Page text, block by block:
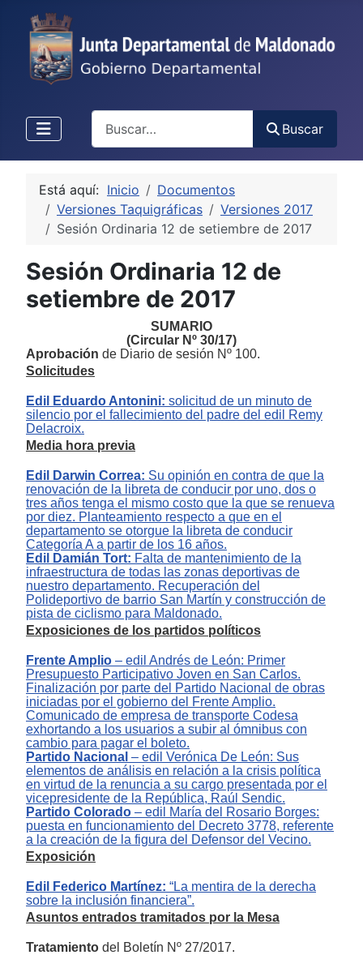
Buscar
Está aquí: Inicio
Documentos
Versiones Taquigráficas
Versiones 2017
Sesión Ordinaria 12 de setiembre de 2017
Sesión Ordinaria 12 de
setiembre de 2017
SUMARIO
(Circular Nº 30/17)
Aprobación de Diario de sesión Nº 100.
Solicitudes
Edil Eduardo Antonini: solicitud de un minuto de
silencio por el fallecimiento del padre del edil Remy
Delacroix.
Media hora previa
Edil Darwin Correa: Su opinión en contra de que la
renovación de la libreta de conducir por uno, dos o
tres años tenga el mismo costo que la que se renueva
por diez. Planteamiento respecto a que en el
departamento se otorgue la libreta de conducir
Categoría A a partir de los 16 años.
Edil Damián Tort: Falta de mantenimiento de la
infraestructura de todas las zonas deportivas de
nuestro departamento. Recuperación del
Polideportivo de barrio San Martín y construcción de
pista de ciclismo para Maldonado.
Exposiciones de los partidos políticos
Frente Amplio – edil Andrés de León: Primer
Presupuesto Participativo Joven en San Carlos.
Finalización por parte del Partido Nacional de obras
iniciadas por el gobierno del Frente Amplio.
Comunicado de empresa de transporte Codesa
exhortando a los usuarios a subir al ómnibus con
cambio para pagar el boleto.
Partido Nacional ‒ edil Verónica De León: Sus
elementos de análisis en relación a la crisis política
en virtud de la renuncia a su cargo presentada por el
vicepresidente de la República, Raúl Sendic.
Partido Colorado ‒ edil María del Rosario Borges:
puesta en funcionamiento del Decreto 3778, referente
a la creación de la figura del Defensor del Vecino.
Exposición
Edil Federico Martínez: “La mentira de la derecha
sobre la inclusión financiera”.
Asuntos entrados tramitados por la Mesa
Tratamiento del Boletín Nº 27/2017.